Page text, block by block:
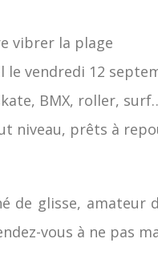
vibrer la plage
le vendredi 12
BMX, roller,
niveau, prêts à
de glisse,
vous à ne pas